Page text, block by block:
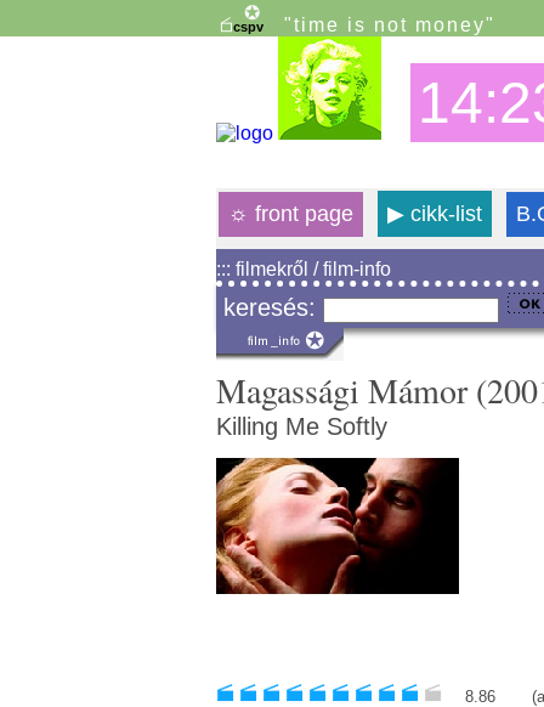
"time is not money"
☼ front page ▶cikk-list
::: filmekről / film-info
keresés:
Magassági Mámor
Killing Me Softly
8.86